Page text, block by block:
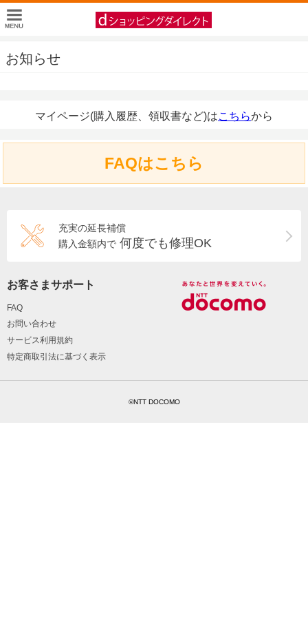
お知らせ
マイページ(購入履歴、領収書など)はこちらから
FAQはこちら
充実の延長補償
購入金額内で 何度でも修理OK
お客さまサポート
FAQ
お問い合わせ
サービス利用規約
特定商取引法に基づく表示
©NTT DOCOMO